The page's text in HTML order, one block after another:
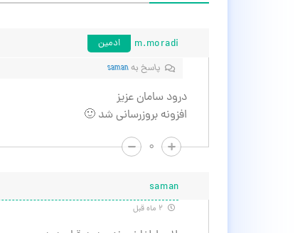
m.moradi
ادمین
پاسخ بهsaman
درود سامان عزیز
افزونه بروزرسانی شد 🙂
۰
saman